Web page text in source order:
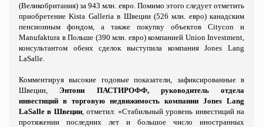
(Великобритания) за 943 млн. евро. Помимо этого следует отметить
приобретениеKista Galleria в Швеции (526 млн. евро) канадским
пенсионным фондом, а также покупку объектов Citycon
и
Manufaktura в Польше (390 млн. евро) компанией Union Investment
консультантом обеих сделок выступила компанияJones
Lang
LaSalle
Комментируя высокие годовые показатели, зафиксированные в
Швеции, Энтони ПАСТИРОФФ, руководитель отдела
инвестиций в торговую недвижимость компании Jones Lang
LaSalle в Швеции, отметил: «Стабильный уровень инвестиций на
протяжении последних лет и большое число иностранных